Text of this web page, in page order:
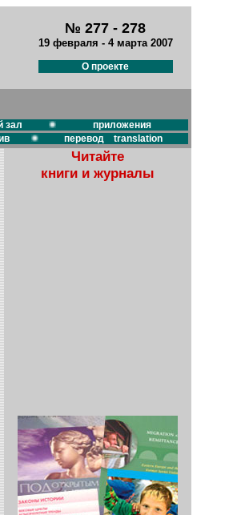
№ 277 - 278
19 февраля - 4 марта 2007
О проекте
зал
приложения
перевод translation
Читайте
книги и журналы